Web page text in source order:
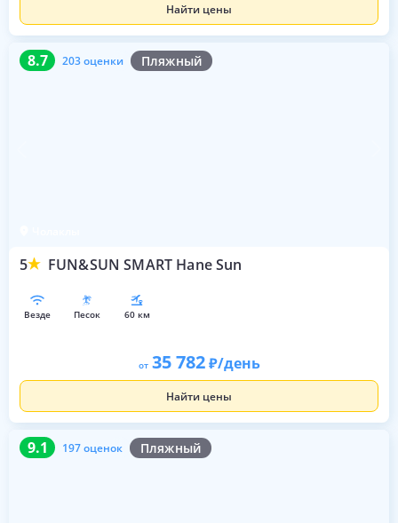
Найти цены
8.7 203 оценки Пляжный
5 FUN&SUN SMART Hane Sun
8.7 203 оценки
везде песок 60 км
от 35 782 /день
Найти цены
9.1 197 оценок Пляжный
9.1 197 оценок